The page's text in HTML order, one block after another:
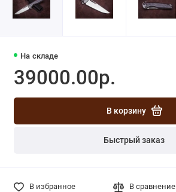
На складе
39000.00р.
В корзину
Быстрый заказ
В избранное В сравнение